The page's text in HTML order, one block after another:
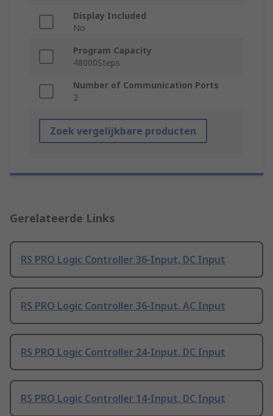
Display Included
No
Program Capacity
48000Steps
Number of Communication Ports
2
Zoek vergelijkbare producten
Gerelateerde Links
RS PRO Logic Controller 36-Input, DC Input
RS PRO Logic Controller 36-Input, AC Input
RS PRO Logic Controller 24-Input, DC Input
RS PRO Logic Controller 14-Input, DC Input